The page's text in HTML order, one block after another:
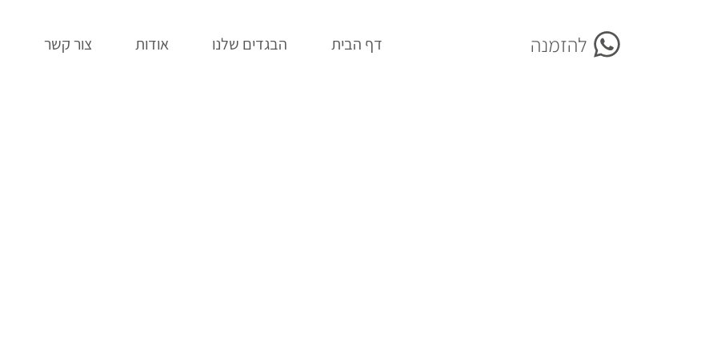
דף הבית הבגדים שלנו אודות צור קשר Moreלהזמנה